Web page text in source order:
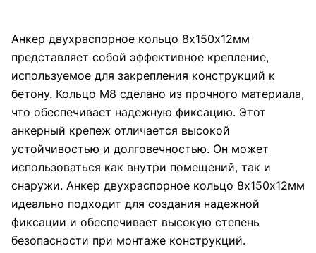
Анкер двухраспорное кольцо 8х150х12мм
представляет собой эффективное крепление,
используемое для закрепления конструкций к
бетону. Кольцо М8 сделано из прочного материала,
что обеспечивает надежную фиксацию. Этот
анкерный крепеж отличается высокой
устойчивостью и долговечностью. Он может
использоваться как внутри помещений, так и
снаружи. Анкер двухраспорное кольцо 8х150х12мм
идеально подходит для создания надежной
фиксации и обеспечивает высокую степень
безопасности при монтаже конструкций.